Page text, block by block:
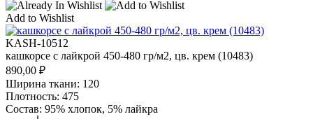
Add to Wishlist
KASH-10512
кашкорсе с лайкрой 450-480 гр/м2, цв. крем (10483)
890,00 ₽
Ширина ткани: 120
Плотность: 475
Состав: 95% хлопок, 5% лайкра